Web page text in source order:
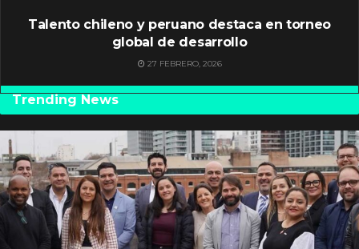
Talento chileno y peruano destaca en torneo
global de desarrollo
27 FEBRERO, 2026
Trending News